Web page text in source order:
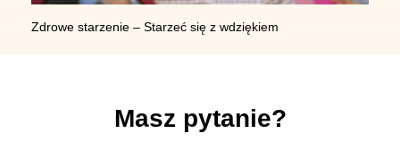
Zdrowe starzenie – Starzeć się z wdziękiem
Masz pytanie?